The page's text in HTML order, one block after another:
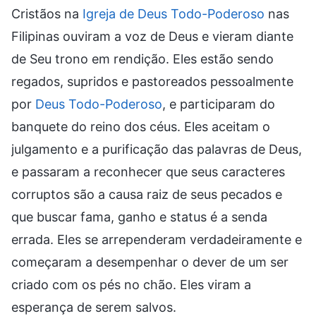
Cristãos na Igreja de Deus Todo-Poderoso nas
Filipinas ouviram a voz de Deus e vieram diante
de Seu trono em rendição. Eles estão sendo
regados, supridos e pastoreados pessoalmente
por Deus Todo-Poderoso, e participaram do
banquete do reino dos céus. Eles aceitam o
julgamento e a purificação das palavras de Deus,
e passaram a reconhecer que seus caracteres
corruptos são a causa raiz de seus pecados e
que buscar fama, ganho e status é a senda
errada. Eles se arrependeram verdadeiramente e
começaram a desempenhar o dever de um ser
criado com os pés no chão. Eles viram a
esperança de serem salvos.